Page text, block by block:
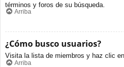
términos y foros de su búsqueda.
Arriba
¿Cómo busco usuarios?
Visita la lista de miembros y haz clic
Arriba